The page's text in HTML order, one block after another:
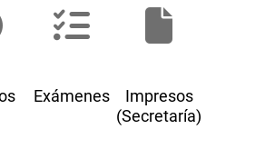
Exámenes
Impresos
(Secretaría)